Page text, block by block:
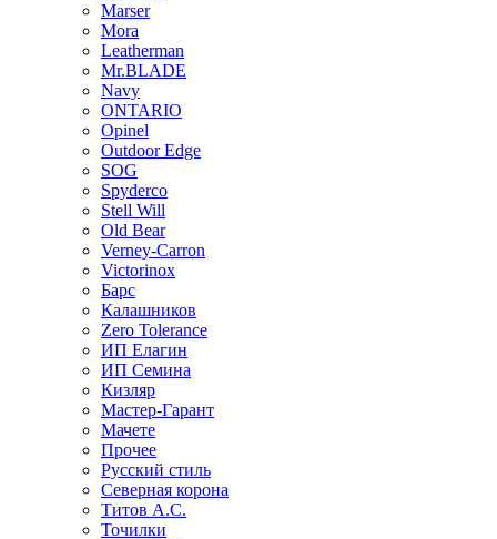
Marser
Mora
Leatherman
Mr.BLADE
Navy
ONTARIO
Opinel
Outdoor Edge
SOG
Spyderco
Stell Will
Old Bear
Verney-Carron
Victorinox
Барс
Калашников
Zero Tolerance
ИП Елагин
ИП Семина
Кизляр
Мастер-Гарант
Мачете
Прочее
Русский стиль
Северная корона
Титов А.С.
Точилки